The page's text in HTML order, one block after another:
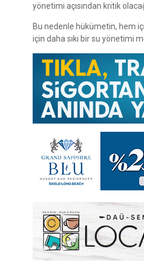
yönetimi açısından kritik
Bu nedenle hükümetin, hem
için daha sıkı bir su yönetimi